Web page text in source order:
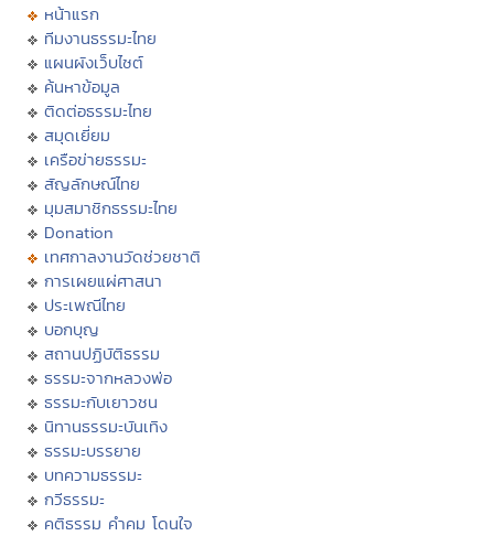
หน้าแรก
ทีมงานธรรมะไทย
แผนผังเว็บไซต์
ค้นหาข้อมูล
ติดต่อธรรมะไทย
สมุดเยี่ยม
เครือข่ายธรรมะ
สัญลักษณ์ไทย
มุมสมาชิกธรรมะไทย
Donation
เทศกาลงานวัดช่วยชาติ
การเผยแผ่ศาสนา
ประเพณีไทย
บอกบุญ
สถานปฏิบัติธรรม
ธรรมะจากหลวงพ่อ
ธรรมะกับเยาวชน
นิทานธรรมะบันเทิง
ธรรมะบรรยาย
บทความธรรมะ
กวีธรรมะ
คติธรรม คำคม โดนใจ